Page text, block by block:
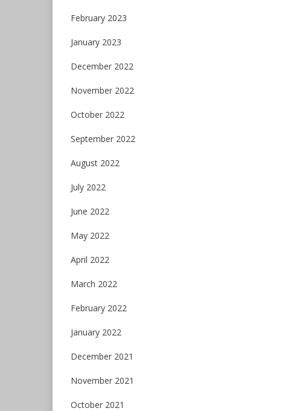
February 2023
January 2023
December 2022
November 2022
October 2022
September 2022
August 2022
July 2022
June 2022
May 2022
April 2022
March 2022
February 2022
January 2022
December 2021
November 2021
October 2021